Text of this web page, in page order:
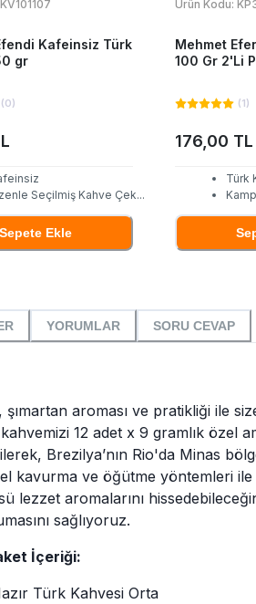
KV101107
Kafeinsiz Türk
gr
(0)
Seçilmiş Kahve Çek...
Sepete Ekle
Ürün Kodu:
Mehmet
100 Gr 2'Li
(1)
176,00 TL
Türk
YORUMLAR SORU CEVAP
aroması ve pratikliği ile
12 adet x 9 gramlık özel
Brezilya’nın Rio'da Minas
ve öğütme yöntemleri ile
aromalarını
sağlıyoruz.
İçeriği:
Türk Kahvesi Orta